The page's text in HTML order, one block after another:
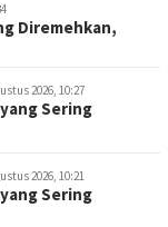
Diremehkan,
2026, 10:27
Sering
2026, 10:21
Sering